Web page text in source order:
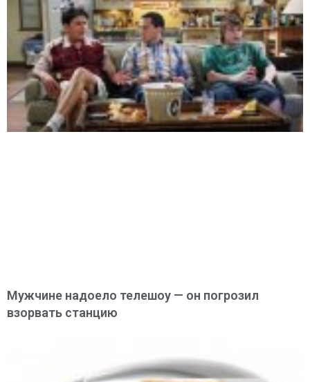
Мужчине надоело телешоу — он погрозил
взорвать станцию